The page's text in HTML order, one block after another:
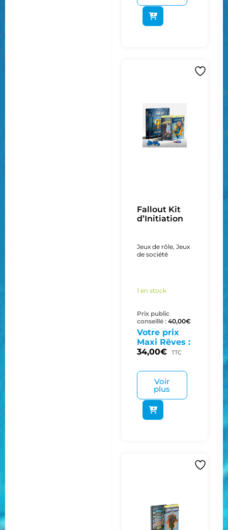
Fallout Kit
d’Initiation
Jeux de rôle, Jeux
de société
1 en stock
Prix public
conseillé : 40,00€
Votre prix
Maxi Rêves :
34,00€ TTC
Voir
plus